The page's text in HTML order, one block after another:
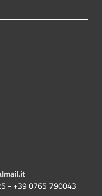
- +39 0765 790043